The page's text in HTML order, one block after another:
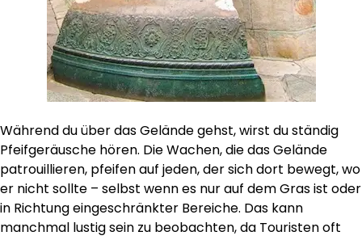
Während du über das Gelände gehst, wirst du ständig
Pfeifgeräusche hören. Die Wachen, die das Gelände
patrouillieren, pfeifen auf jeden, der sich dort bewegt, wo
er nicht sollte – selbst wenn es nur auf dem Gras ist oder
in Richtung eingeschränkter Bereiche. Das kann
manchmal lustig sein zu beobachten, da Touristen oft